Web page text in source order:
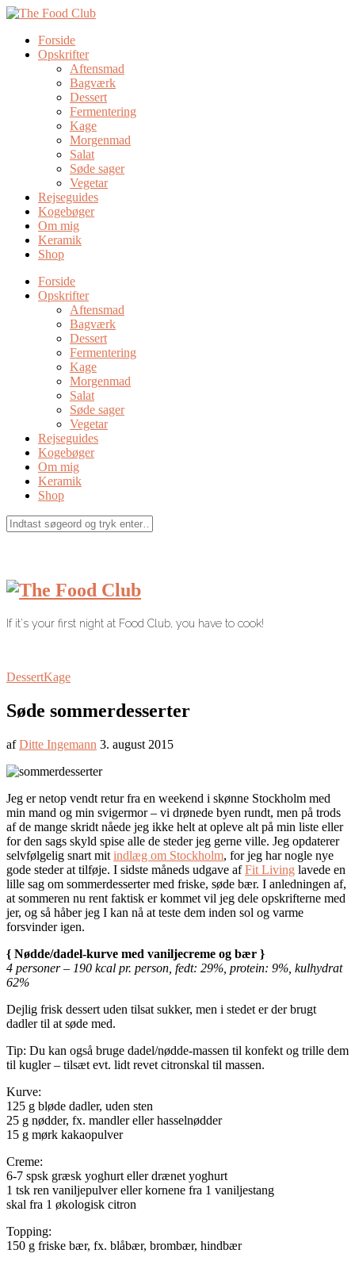
Forside
Opskrifter
Aftensmad
Bagværk
Dessert
Fermentering
Kage
Morgenmad
Salat
Søde sager
Vegetar
Rejseguides
Kogebøger
Om mig
Keramik
Shop
Forside
Opskrifter
Aftensmad
Bagværk
Dessert
Fermentering
Kage
Morgenmad
Salat
Søde sager
Vegetar
Rejseguides
Kogebøger
Om mig
Keramik
Shop
If it's your first night at Food Club, you have to cook!
DessertKage
Søde sommerdesserter
afDitte Ingemann 3. august 2015
Jeg er netop vendt retur fra en weekend i skønne Stockholm med
min mand og min svigermor – vi drønede byen rundt, men på trods
af de mange skridt nåede jeg ikke helt at opleve alt på min liste eller
for den sags skyld spise alle de steder jeg gerne ville. Jeg opdaterer
selvfølgelig snart mit indlæg om Stockholm, for jeg har nogle nye
gode steder at tilføje. I sidste måneds udgave afFit Living lavede en
lille sag om sommerdesserter med friske, søde bær. I anledningen af,
at sommeren nu rent faktisk er kommet vil jeg dele opskrifterne med
jer, og så håber jeg I kan nå at teste dem inden sol og varme
forsvinder igen.
{ Nødde/dadel-kurve med vaniljecreme og bær }
4 personer – 190 kcal pr. person, fedt: 29%, protein: 9%, kulhydrat
62%
Dejlig frisk dessert uden tilsat sukker, men i stedet er der brugt
dadler til at søde med.
Tip: Du kan også bruge dadel/nødde-massen til konfekt og trille dem
til kugler – tilsæt evt. lidt revet citronskal til massen.
Kurve:
125 g bløde dadler, uden sten
25 g nødder, fx. mandler eller hasselnødder
15 g mørk kakaopulver
Creme:
6-7 spsk græsk yoghurt eller drænet yoghurt
1 tsk ren vaniljepulver eller kornene fra 1 vaniljestang
skal fra 1 økologisk citron
Topping:
150 g friske bær, fx. blåbær, brombær, hindbær